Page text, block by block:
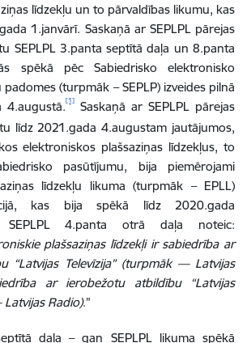
līdzekļu un to pārvaldības likumu, kas
1.janvārī. Saskaņā ar SEPLPL pārejas
SEPLPL 3.panta septītā daļa un 8.panta
spēkā pēc Sabiedrisko elektronisko
padomes (turpmāk – SEPLP) izveides pilnā
4.augustā.[1]
Saskaņā ar SEPLPL pārejas
līdz 2021.gada 4.augustam jautājumos,
elektroniskos plašsaziņas līdzekļus, to
pasūtījumu, bija piemērojami
līdzekļu likuma (turpmāk – EPLL)
kas bija spēkā līdz 2020.gada
4.panta otrā daļa noteic:
plašsaziņas līdzekļi ir sabiedrība ar
“Latvijas Televīzija” (turpmāk — Latvijas
ar ierobežotu atbildību “Latvijas
Radio).”
daļa – gan SEPLPL likuma spēkā